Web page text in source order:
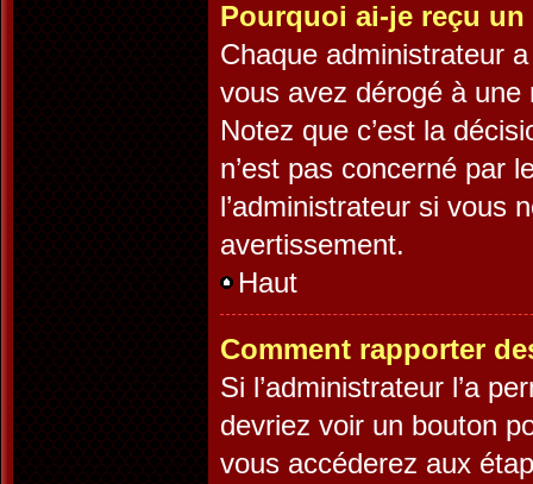
Pourquoi ai-je reçu
Chaque administrateur
vous avez dérogé à
Notez que c’est la
n’est pas concerné par
l’administrateur si vous
avertissement.
Haut
Comment rapporter
Si l’administrateur l’a
devriez voir un bouton
vous accéderez aux